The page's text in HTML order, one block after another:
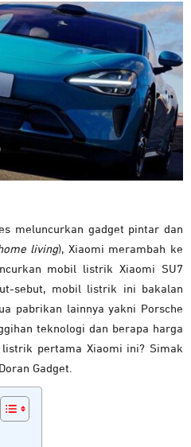
meluncurkan gadget pintar dan
living), Xiaomi merambah ke
mobil listrik Xiaomi SU7
sebut, mobil listrik ini bakalan
pabrikan lainnya yakni Porsche
teknologi dan berapa harga
pertama Xiaomi ini? Simak
Gadget.